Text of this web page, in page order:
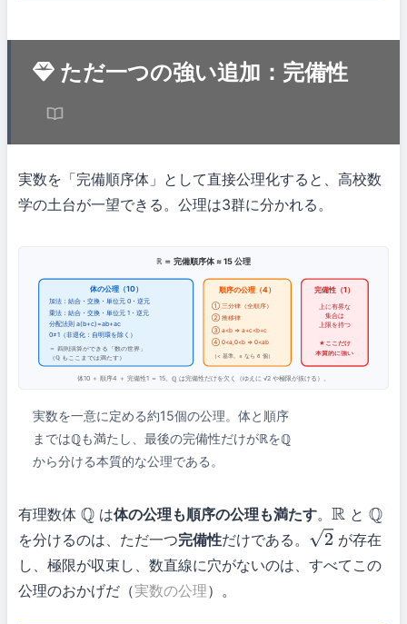
ただ一つの強い追加：完備性
実数を「完備順序体」として直接公理化すると、高校数
学の土台が一望できる。公理は3群に分かれる。
ℝ ＝ 完備順序体 ≈ 15 公理
体の公理（10）
加法：結合・交換・単位元 0・逆元
乗法：結合・交換・単位元 1・逆元
分配法則 a(b+c)=ab+ac
0≠1（非退化：自明環を除く）
＝ 四則演算ができる「数の世界」
（ℚ もここまでは満たす）
順序の公理（4）
① 三分律（全順序）
② 推移律
③ a<b ⇒ a+c<b+c
④ 0<a,0<b ⇒ 0<ab
（< 基準。≤ なら 6 個）
完備性（1）
上に有界な
集合は
上限を持つ
★ここだけ
本質的に強い
体10 ＋ 順序4 ＋ 完備性1 ＝ 15。ℚ は完備性だけを欠く（ゆえに √2 や極限が抜ける）。
実数を一意に定める約15個の公理。体と順序
まではℚも満たし、最後の完備性だけがℝをℚ
から分ける本質的な公理である。
有理数体 Q は体の公理も順序の公理も満たす。R と Q
を分けるのは、ただ一つ完備性だけである。 2
が存在
し、極限が収束し、数直線に穴がないのは、すべてこの
公理のおかげだ（実数の公理）。